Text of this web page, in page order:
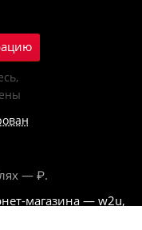
— ₽.
магазина — w2u,